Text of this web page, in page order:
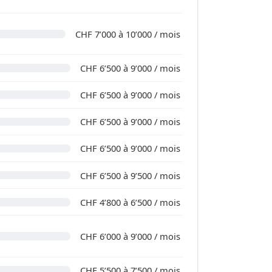
CHF 7’000 à 10’000 / mois
CHF 6’500 à 9’000 / mois
CHF 6’500 à 9’000 / mois
CHF 6’500 à 9’000 / mois
CHF 6’500 à 9’000 / mois
CHF 6’500 à 9’500 / mois
CHF 4’800 à 6’500 / mois
CHF 6’000 à 9’000 / mois